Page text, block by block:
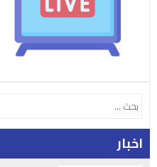
اخبار